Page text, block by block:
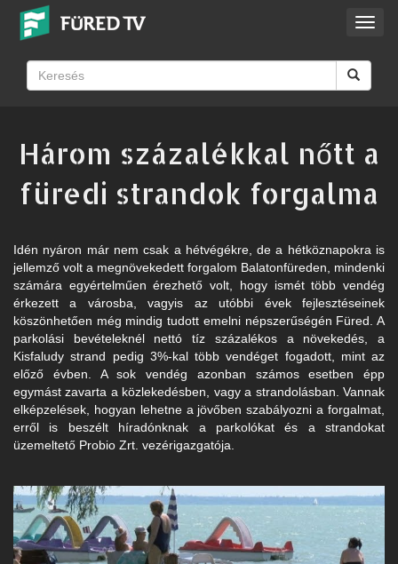
Három százalékkal nőtt a
füredi strandok forgalma
Idén nyáron már nem csak a hétvégékre, de a hétköznapokra is
jellemző volt a megnövekedett forgalom Balatonfüreden, mindenki
számára egyértelműen érezhető volt, hogy ismét több vendég
érkezett a városba, vagyis az utóbbi évek fejlesztéseinek
köszönhetően még mindig tudott emelni népszerűségén Füred. A
parkolási bevételeknél nettó tíz százalékos a növekedés, a
Kisfaludy strand pedig 3%-kal több vendéget fogadott, mint az
előző évben. A sok vendég azonban számos esetben épp
egymást zavarta a közlekedésben, vagy a strandolásban. Vannak
elképzelések, hogyan lehetne a jövőben szabályozni a forgalmat,
erről is beszélt híradónknak a parkolókat és a strandokat
üzemeltető Probio Zrt. vezérigazgatója.